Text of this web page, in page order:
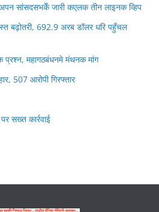
सांसदसभकेँ जारी कएलक तीन लाइनक व्हिप
बढ़ोतरी, 692.9 अरब डॉलर धरि पहुँचल
प्रश्न, महागठबंधनमे मंथनक मांग
507 आरोपी गिरफ्तार
सख्त कार्रवाई